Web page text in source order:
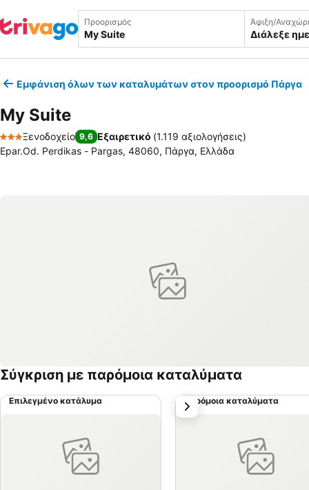
Προορισμός Άφιξη/
Διάλεξε
Εμφάνιση όλων των καταλυμάτων στον προορισμό Πάργα
My Suite
3 Αστέρια
Ξενοδοχείο 9,6 Εξαιρετικό (1.119 αξιολογήσεις)
Epar.Od. Perdikas - Pargas, 48060, Πάργα, Ελλάδα
Σύγκριση με παρόμοια καταλύματα
Επιλεγμένο κατάλυμα Παρόμοια καταλύματα
επόμενο